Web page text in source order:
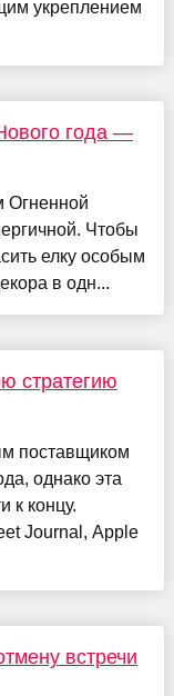
укреплением
года —
Огненной
Чтобы
елку особым
в одн...
стратегию
поставщиком
однако эта
к концу.
Journal, Apple
встречи